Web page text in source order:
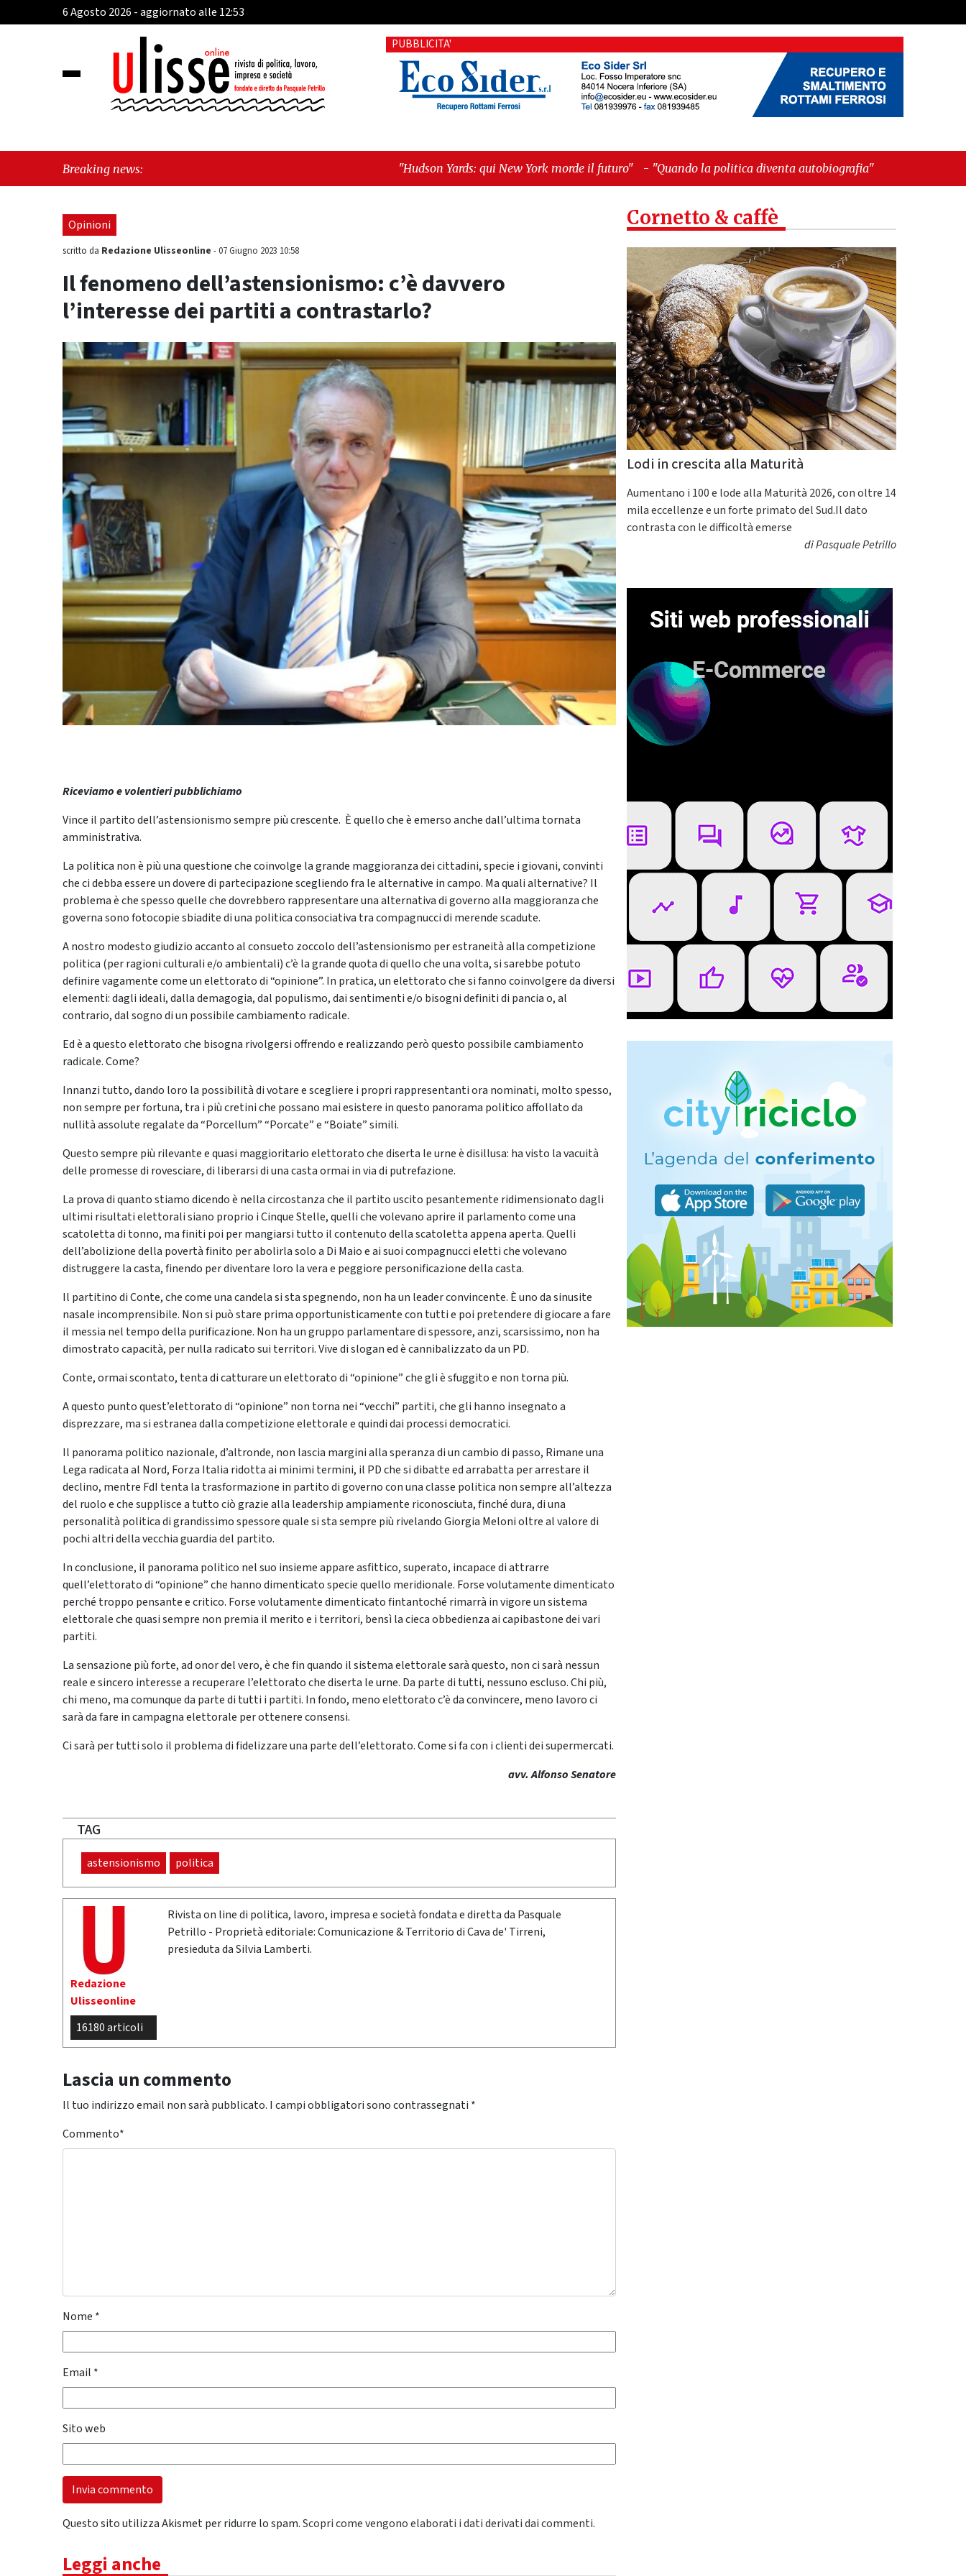
6 Agosto 2026 - aggiornato alle 12:53
PUBBLICITA'
Breaking news: "Hudson Yards: qui New York morde il futuro" -"Quando la politica diventa autobiografia"
Opinioni
scritto da Redazione Ulisseonline -07 Giugno 2023 10:58
Il fenomeno dell’astensionismo: c’è davvero
l’interesse dei partiti a contrastarlo?
Riceviamo e volentieri pubblichiamo
Vince il partito dell’astensionismo sempre più crescente. È quello che è emerso anche dall’ultima tornata
amministrativa.
La politica non è più una questione che coinvolge la grande maggioranza dei cittadini, specie i giovani, convinti
che ci debba essere un dovere di partecipazione scegliendo fra le alternative in campo. Ma quali alternative? Il
problema è che spesso quelle che dovrebbero rappresentare una alternativa di governo alla maggioranza che
governa sono fotocopie sbiadite di una politica consociativa tra compagnucci di merende scadute.
A nostro modesto giudizio accanto al consueto zoccolo dell’astensionismo per estraneità alla competizione
politica (per ragioni culturali e/o ambientali) c’è la grande quota di quello che una volta, si sarebbe potuto
definire vagamente come un elettorato di “opinione”. In pratica, un elettorato che si fanno coinvolgere da diversi
elementi: dagli ideali, dalla demagogia, dal populismo, dai sentimenti e/o bisogni definiti di pancia o, al
contrario, dal sogno di un possibile cambiamento radicale.
Ed è a questo elettorato che bisogna rivolgersi offrendo e realizzando però questo possibile cambiamento
radicale. Come?
Innanzi tutto, dando loro la possibilità di votare e scegliere i propri rappresentanti ora nominati, molto spesso,
non sempre per fortuna, tra i più cretini che possano mai esistere in questo panorama politico affollato da
nullità assolute regalate da “Porcellum” “Porcate” e “Boiate” simili.
Questo sempre più rilevante e quasi maggioritario elettorato che diserta le urne è disillusa: ha visto la vacuità
delle promesse di rovesciare, di liberarsi di una casta ormai in via di putrefazione.
La prova di quanto stiamo dicendo è nella circostanza che il partito uscito pesantemente ridimensionato dagli
ultimi risultati elettorali siano proprio i Cinque Stelle, quelli che volevano aprire il parlamento come una
scatoletta di tonno, ma finiti poi per mangiarsi tutto il contenuto della scatoletta appena aperta. Quelli
dell’abolizione della povertà finito per abolirla solo a Di Maio e ai suoi compagnucci eletti che volevano
distruggere la casta, finendo per diventare loro la vera e peggiore personificazione della casta.
Il partitino di Conte, che come una candela si sta spegnendo, non ha un leader convincente. È uno da sinusite
nasale incomprensibile. Non si può stare prima opportunisticamente con tutti e poi pretendere di giocare a fare
il messia nel tempo della purificazione. Non ha un gruppo parlamentare di spessore, anzi, scarsissimo, non ha
dimostrato capacità, per nulla radicato sui territori. Vive di slogan ed è cannibalizzato da un PD.
Conte, ormai scontato, tenta di catturare un elettorato di “opinione” che gli è sfuggito e non torna più.
A questo punto quest’elettorato di “opinione” non torna nei “vecchi” partiti, che gli hanno insegnato a
disprezzare, ma si estranea dalla competizione elettorale e quindi dai processi democratici.
Il panorama politico nazionale, d’altronde, non lascia margini alla speranza di un cambio di passo, Rimane una
Lega radicata al Nord, Forza Italia ridotta ai minimi termini, il PD che si dibatte ed arrabatta per arrestare il
declino, mentre FdI tenta la trasformazione in partito di governo con una classe politica non sempre all’altezza
del ruolo e che supplisce a tutto ciò grazie alla leadership ampiamente riconosciuta, finché dura, di una
personalità politica di grandissimo spessore quale si sta sempre più rivelando Giorgia Meloni oltre al valore di
pochi altri della vecchia guardia del partito.
In conclusione, il panorama politico nel suo insieme appare asfittico, superato, incapace di attrarre
quell’elettorato di “opinione” che hanno dimenticato specie quello meridionale. Forse volutamente dimenticato
perché troppo pensante e critico. Forse volutamente dimenticato fintantoché rimarrà in vigore un sistema
elettorale che quasi sempre non premia il merito e i territori, bensì la cieca obbedienza ai capibastone dei vari
partiti.
La sensazione più forte, ad onor del vero, è che fin quando il sistema elettorale sarà questo, non ci sarà nessun
reale e sincero interesse a recuperare l’elettorato che diserta le urne. Da parte di tutti, nessuno escluso. Chi più,
chi meno, ma comunque da parte di tutti i partiti. In fondo, meno elettorato c’è da convincere, meno lavoro ci
sarà da fare in campagna elettorale per ottenere consensi.
Ci sarà per tutti solo il problema di fidelizzare una parte dell’elettorato. Come si fa con i clienti dei supermercati.
avv. Alfonso Senatore
TAG
astensionismo politica
Redazione
Ulisseonline
16180 articoli
Rivista on line di politica, lavoro, impresa e società fondata e diretta da Pasquale
Petrillo - Proprietà editoriale: Comunicazione & Territorio di Cava de' Tirreni,
presieduta da Silvia Lamberti.
Lascia un commento
Il tuo indirizzo email non sarà pubblicato. I campi obbligatori sono contrassegnati *
Commento*
Nome *
Email *
Sito web
Questo sito utilizza Akismet per ridurre lo spam.Scopri come vengono elaborati i dati derivati dai commenti.
Leggi anche
Cornetto & caffè
Lodi in crescita alla Maturità
Aumentano i 100 e lode alla Maturità 2026, con oltre 14
mila eccellenze e un forte primato del Sud.Il dato
contrasta con le difficoltà emerse
diPasquale Petrillo